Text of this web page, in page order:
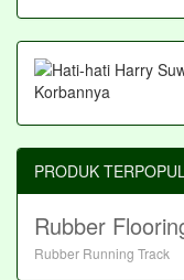
PRODUK
Rubber
Rubber Running Track